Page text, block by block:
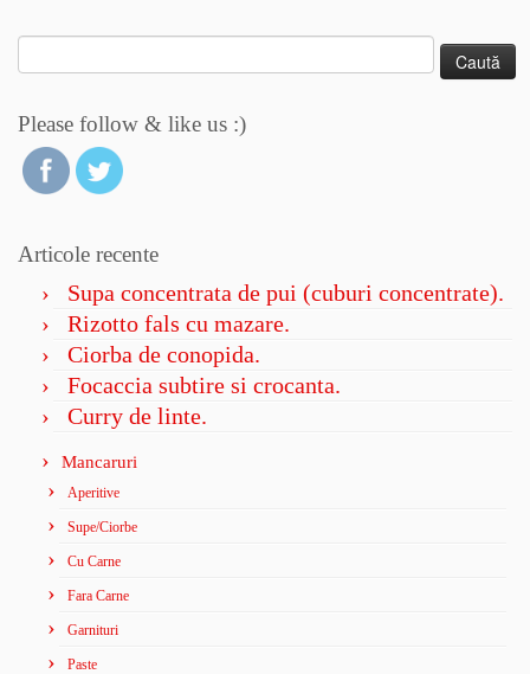
după:
Please follow & like us :)
Articole recente
Supa concentrata de pui (cuburi concentrate).
Rizotto fals cu mazare.
Ciorba de conopida.
Focaccia subtire si crocanta.
Curry de linte.
Mancaruri
Aperitive
Supe/Ciorbe
Cu Carne
Fara Carne
Garnituri
Paste